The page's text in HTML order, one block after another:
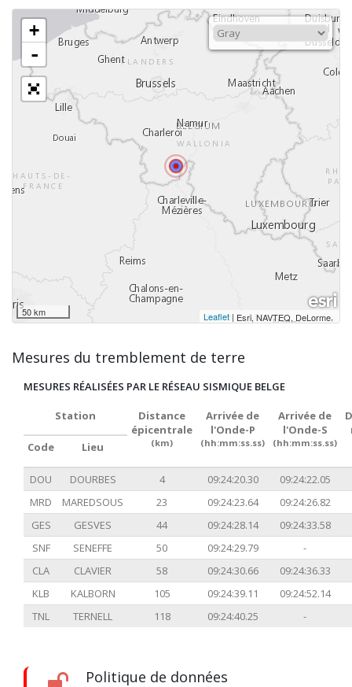
+
-
50 km Leaflet | Esri, NAVTEQ, DeLorme,
Mesures du tremblement de terre
MESURES RÉALISÉES PAR LE RÉSEAU SISMIQUE BELGE
Station
Distance
épicentrale
(km)
Arrivée de
l'Onde-P
(hh:mm:ss.ss)
Arrivée de
l'Onde-S
(hh:mm:ss.ss)
Code
Lieu
DOU DOURBES 4 09:24:20.30
09:24:22.05
MRD
MAREDSOUS 23 09:24:23.64
09:24:26.82
GES
GESVES 44 09:24:28.14
09:24:33.58
SNF
SENEFFE 50 09:24:29.79
-
CLA
CLAVIER 58 09:24:30.66
09:24:36.33
KLB
KALBORN 105 09:24:39.11
09:24:52.14
TNL
TERNELL 118 09:24:40.25 -
Politique de données